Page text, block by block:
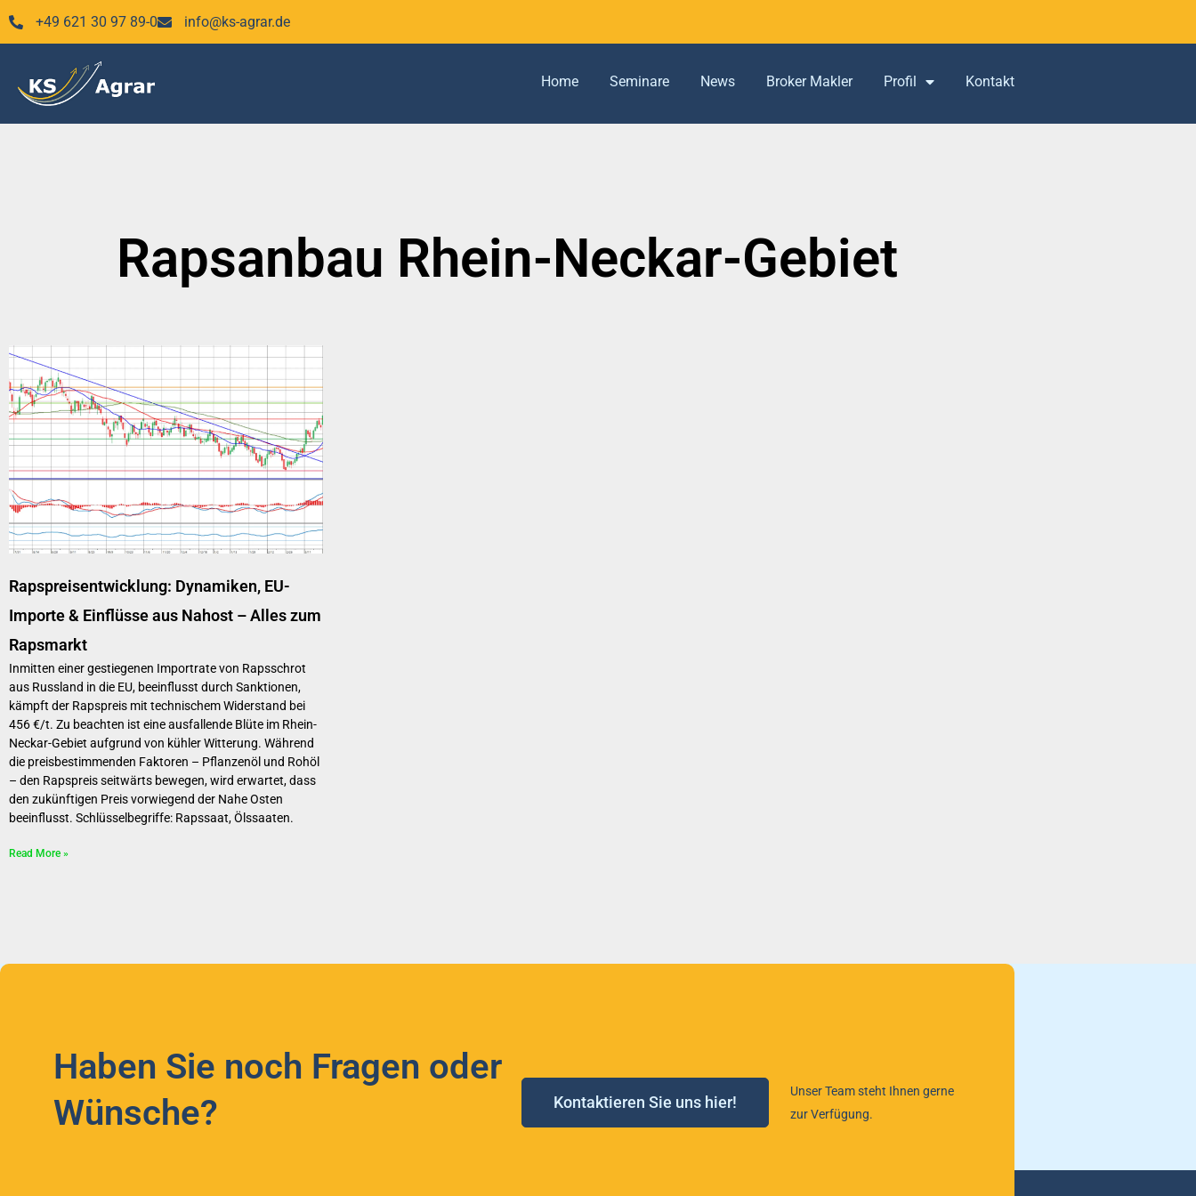
Zum
Inhalt
+49 621 30 97 89-0 info@ks-agrar.de
Home Seminare News Broker Makler Profil Kontakt
Rapsanbau Rhein-Neckar-Gebiet
Rapspreisentwicklung: Dynamiken, EU-
Importe & Einflüsse aus Nahost – Alles zum
Rapsmarkt
Inmitten einer gestiegenen Importrate von Rapsschrot
aus Russland in die EU, beeinflusst durch Sanktionen,
kämpft der Rapspreis mit technischem Widerstand bei
456 €/t. Zu beachten ist eine ausfallende Blüte im Rhein-
Neckar-Gebiet aufgrund von kühler Witterung. Während
die preisbestimmenden Faktoren – Pflanzenöl und Rohöl
– den Rapspreis seitwärts bewegen, wird erwartet, dass
den zukünftigen Preis vorwiegend der Nahe Osten
beeinflusst. Schlüsselbegriffe: Rapssaat, Ölssaaten.
Read More »
Haben Sie noch Fragen oder
Wünsche?
Kontaktieren Sie uns hier!
Unser Team steht Ihnen gerne
zur Verfügung.